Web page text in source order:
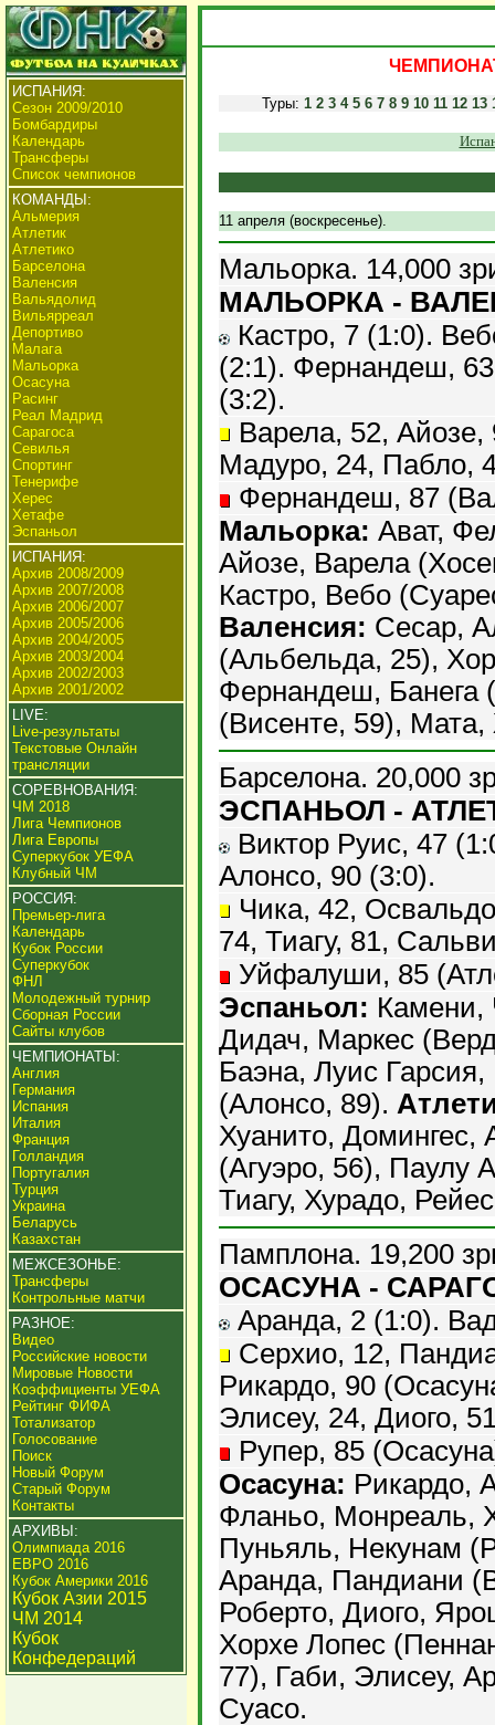
ИСПАНИЯ:
Сезон 2009/2010
Бомбардиры
Календарь
Трансферы
Список чемпионов
КОМАНДЫ:
Альмерия
Атлетик
Атлетико
Барселона
Валенсия
Вальядолид
Вильярреал
Депортиво
Малага
Мальорка
Осасуна
Расинг
Реал Мадрид
Сарагоса
Севилья
Спортинг
Тенерифе
Херес
Хетафе
Эспаньол
ИСПАНИЯ:
Архив 2008/2009
Архив 2007/2008
Архив 2006/2007
Архив 2005/2006
Архив 2004/2005
Архив 2003/2004
Архив 2002/2003
Архив 2001/2002
LIVE:
Live-результаты
Текстовые Онлайн
трансляции
СОРЕВНОВАНИЯ:
ЧМ 2018
Лига Чемпионов
Лига Европы
Суперкубок УЕФА
Клубный ЧМ
РОССИЯ:
Премьер-лига
Календарь
Кубок России
Суперкубок
ФНЛ
Молодежный турнир
Сборная России
Сайты клубов
ЧЕМПИОНАТЫ:
Англия
Германия
Испания
Италия
Франция
Голландия
Португалия
Турция
Украина
Беларусь
Казахстан
МЕЖСЕЗОНЬЕ:
Трансферы
Контрольные матчи
РАЗНОЕ:
Видео
Российские новости
Мировые Новости
Коэффициенты УЕФА
Рейтинг ФИФА
Тотализатор
Голосование
Поиск
Новый Форум
Старый Форум
Контакты
АРХИВЫ:
Олимпиада 2016
ЕВРО 2016
Кубок Америки 2016
Кубок Азии 2015
ЧМ 2014
Кубок
Конфедераций
Туры: 1 2 3 4 5 6 7 8 9 10 11 12 13
11 апреля (воскресенье).
Мальорка. 14,000
МАЛЬОРКА -
Кастро, 7 (1:0).
(2:1). Фернандеш,
(3:2).
Варела, 52,
Мадуро, 24, Пабло,
Фернандеш, 87
Мальорка: Ават,
Айозе, Варела
Кастро, Вебо
Валенсия: Сесар,
(Альбельда, 25),
Фернандеш, Банега
(Висенте, 59),
Барселона. 20,000
ЭСПАНЬОЛ -
Виктор Руис, 47
Алонсо, 90 (3:0).
Чика, 42,
74, Тиагу, 81,
Уйфалуши, 85
Эспаньол: Камени,
Дидач, Маркес
Баэна, Луис
(Алонсо, 89).
Хуанито, Домингес,
(Агуэро, 56), Паулу
Тиагу, Хурадо,
Памплона. 19,200
ОСАСУНА -
Аранда, 2 (1:0).
Серхио, 12,
Рикардо, 90
Элисеу, 24, Диого,
Рупер, 85
Осасуна: Рикардо,
Фланьо, Монреаль,
Пуньяль, Некунам
Аранда, Пандиани
Роберто, Диого,
Хорхе Лопес
77), Габи, Элисеу,
Суасо.